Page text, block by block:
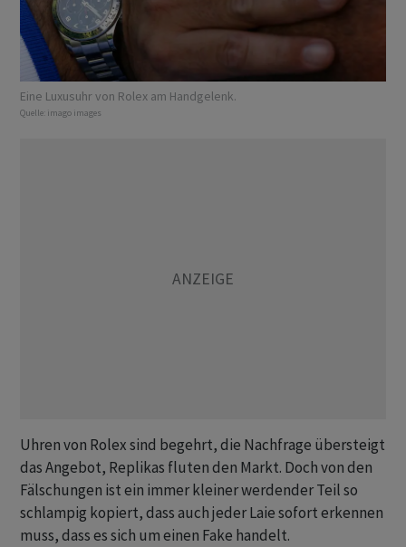
Eine Luxusuhr von Rolex am Handgelenk.
Quelle: imago images
Uhren von Rolex sind begehrt, die Nachfrage übersteigt
das Angebot, Replikas fluten den Markt. Doch von den
Fälschungen ist ein immer kleiner werdender Teil so
schlampig kopiert, dass auch jeder Laie sofort erkennen
muss, dass es sich um einen Fake handelt.